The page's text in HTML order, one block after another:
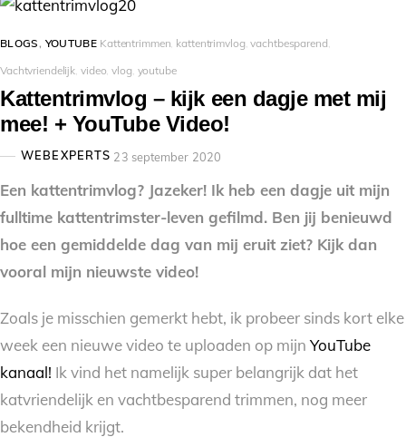
BLOGS , YOUTUBE Kattentrimmen kattentrimvlog vachtbesparend
Vachtvriendelijk video vlog youtube
Kattentrimvlog – kijk een dagje met mij
mee! + YouTube Video!
WEBEXPERTS 23 september 2020
Een kattentrimvlog? Jazeker! Ik heb een dagje uit mijn
fulltime kattentrimster-leven gefilmd. Ben jij benieuwd
hoe een gemiddelde dag van mij eruit ziet? Kijk dan
vooral mijn nieuwste video!
Zoals je misschien gemerkt hebt, ik probeer sinds kort elke
week een nieuwe video te uploaden op mijn YouTube
kanaal! Ik vind het namelijk super belangrijk dat het
katvriendelijk en vachtbesparend trimmen, nog meer
bekendheid krijgt.